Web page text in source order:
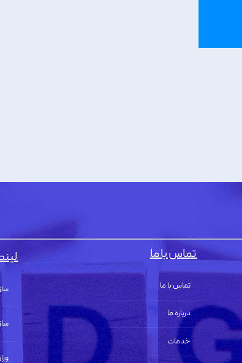
تماس با ما
درباره ما
خدمات
تماس با ما